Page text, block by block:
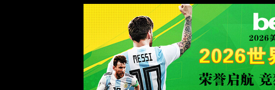
yh533388银河·(CHN)-App Station
正在查询中